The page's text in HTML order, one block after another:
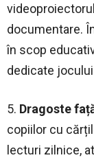
documentare.
în scop
dedicate
5. Dragoste
copiilor cu
lecturi zilnice,